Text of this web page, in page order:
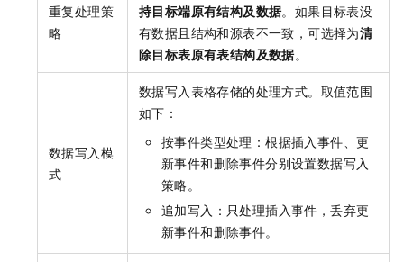
重复处理策
略
持目标端原有结构及数据。如果目标表没
有数据且结构和源表不一致，可选择为清
除目标表原有表结构及数据。
数据写入模
式
数据写入表格存储的处理方式。取值范围
如下：
按事件类型处理：根据插入事件、更
新事件和删除事件分别设置数据写入
策略。
追加写入：只处理插入事件，丢弃更
新事件和删除事件。